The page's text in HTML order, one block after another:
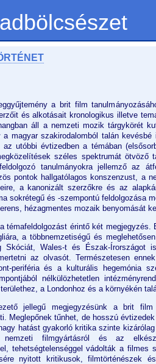
a brit film
és alkotásait kronologikus illetve
áll a nemzeti mozik tárgykörét
a magyar szakirodalomból talán
utóbbi évtizedben a témában
széles spektrumát ötvöző
tanulmányokra jellemző az
pontok hallgatólagos konszenzust, a
a kanonizált szerzőkre és az
sokrétegű és -szempontú feldolgozása
hézagmentes mozaik benyomását
témafeldolgozást érintő két
a többnemzetiségű és
Skóciát, Wales-t és Észak-Írországot
az olvasót. Természetesen
periféria és a kulturális hegemónia
nélkülözhetetlen
a Londonhoz és a környékén
jellegű megjegyzésünk a brit
Meglepőnek tűnhet, de hosszú
hatást gyakorló kritika szinte
filmgyártásról és az
tehetségtelenséggel vádolták a
nyitott kritikusok, filmtörténészek